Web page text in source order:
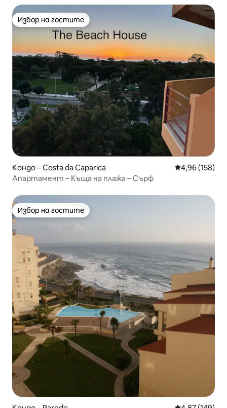
Избор на гостите
Избор на гостите
Кондо – Costa da Caparica Средна
4,96 (158)
Апартамент – Къща на плажа – Сърф
Избор на гостите
Избор на гостите